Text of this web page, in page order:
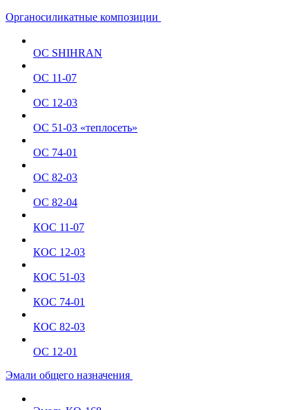
Органосиликатные композиции
ОС SHIHRAN
ОС 11-07
ОС 12-03
ОС 51-03 «теплосеть»
ОС 74-01
ОС 82-03
ОС 82-04
КОС 11-07
КОС 12-03
КОС 51-03
КОС 74-01
КОС 82-03
ОС 12-01
Эмали общего назначения